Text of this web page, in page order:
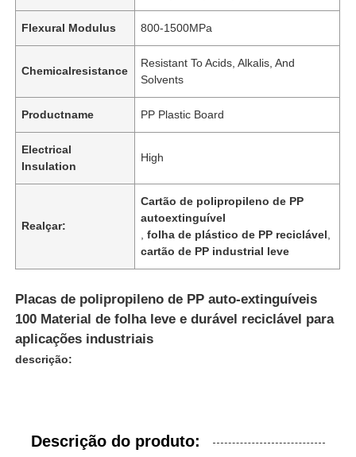
Flexural Modulus 800-1500MPa
Chemicalresistance
Resistant To Acids, Alkalis, And
Solvents
Productname PP Plastic Board
Electrical
Insulation
High
Realçar:
Cartão de polipropileno de PP
autoextinguível
,folha de plástico de PP reciclável
cartão de PP industrial leve
Placas de polipropileno de PP auto-extinguíveis
100 Material de folha leve e durável reciclável para
aplicações industriais
descrição:
Descrição do produto: